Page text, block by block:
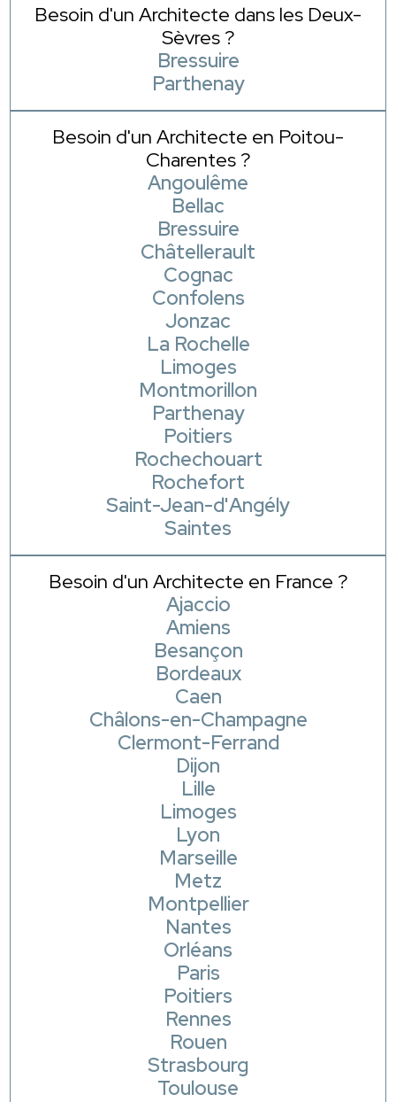
Besoin d'un Architecte dans les Deux-
Sèvres ?
Bressuire
Parthenay
Besoin d'un Architecte en Poitou-
Charentes ?
Angoulême
Bellac
Bressuire
Châtellerault
Cognac
Confolens
Jonzac
La Rochelle
Limoges
Montmorillon
Parthenay
Poitiers
Rochechouart
Rochefort
Saint-Jean-d'Angély
Saintes
Besoin d'un Architecte en France ?
Ajaccio
Amiens
Besançon
Bordeaux
Caen
Châlons-en-Champagne
Clermont-Ferrand
Dijon
Lille
Limoges
Lyon
Marseille
Metz
Montpellier
Nantes
Orléans
Paris
Poitiers
Rennes
Rouen
Strasbourg
Toulouse